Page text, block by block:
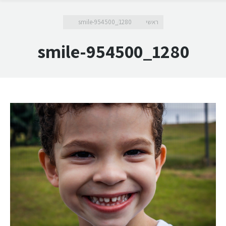
ראשי smile-954500_1280
smile-954500_1280